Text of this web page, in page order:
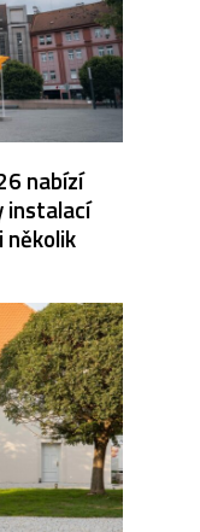
nabízí
instalací
několik